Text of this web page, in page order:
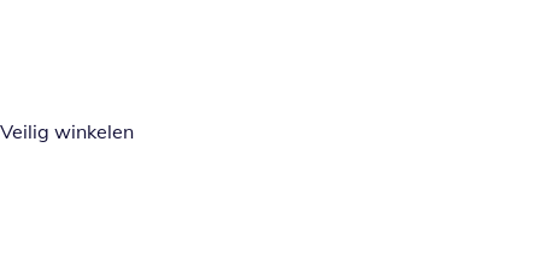
Veilig winkelen